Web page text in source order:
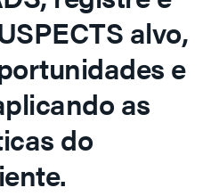
alvo,
e
as
do